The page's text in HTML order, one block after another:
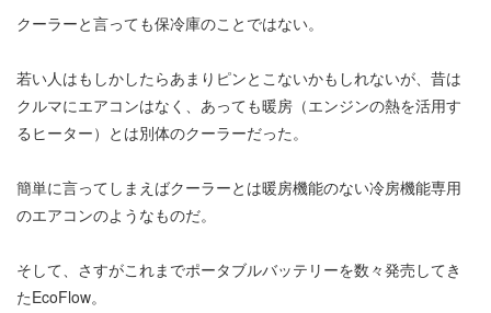
クーラーと言っても保冷庫のことではない。
若い人はもしかしたらあまりピンとこないかもしれないが、昔は
クルマにエアコンはなく、あっても暖房（エンジンの熱を活用す
るヒーター）とは別体のクーラーだった。
簡単に言ってしまえばクーラーとは暖房機能のない冷房機能専用
のエアコンのようなものだ。
そして、さすがこれまでポータブルバッテリーを数々発売してき
たEcoFlow。